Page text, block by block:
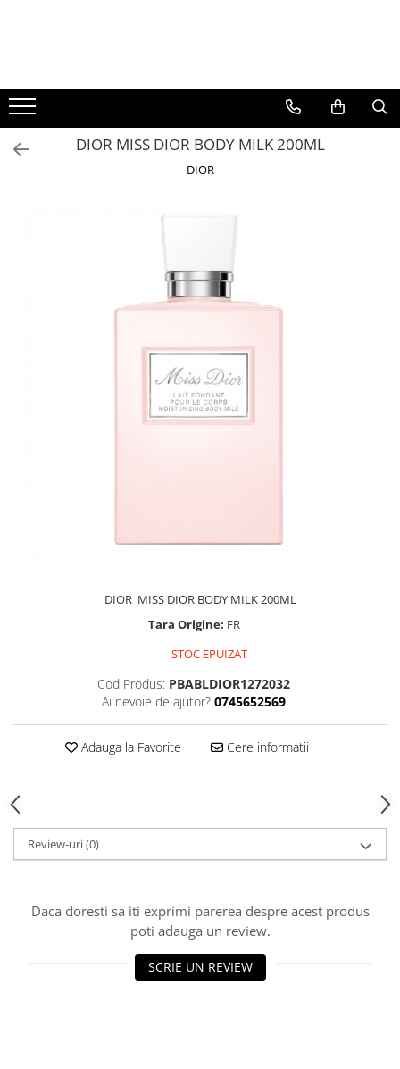
BERE
CAFEA
DEODORANTE
PARFUMURI
DIOR MISS DIOR BODY MILK 200ML
DIOR
DIOR MISS DIOR BODY MILK 200ML
Tara Origine: FR
STOC EPUIZAT
Cod Produs: PBABLDIOR1272032
Ai nevoie de ajutor? 0745652569
Adauga la Favorite Cere informatii
Review-uri(0)
Daca doresti sa iti exprimi parerea despre acest produs
poti adauga un review.
SCRIE UN REVIEW